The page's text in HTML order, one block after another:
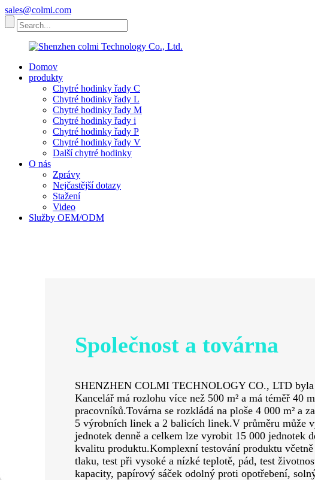
sales@colmi.com
Domov
produkty
Chytré hodinky řady C
Chytré hodinky řady L
Chytré hodinky řady M
Chytré hodinky řady i
Chytré hodinky řady P
Chytré hodinky řady V
Další chytré hodinky
O nás
Zprávy
Nejčastější dotazy
Stažení
Video
Služby OEM/ODM
Společnost a továrna
SHENZHEN COLMI TECHNOLOGY CO., LTD byla
Kancelář má rozlohu více než 500 m² a má téměř 40
pracovníků.Továrna se rozkládá na ploše 4 000 m² a
5 výrobních linek a 2 balicích linek.V průměru může
jednotek denně a celkem lze vyrobit 15 000 jednotek
kvalitu produktu.Komplexní testování produktu
tlaku, test při vysoké a nízké teplotě, pád, test
kapacity, papírový sáček odolný proti opotřebení,